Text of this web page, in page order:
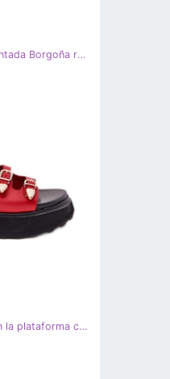
Ballerinas de baja caña pintada Borgoña rojo
Flip fallas para mujeres en la plataforma con rayas rojas rojo